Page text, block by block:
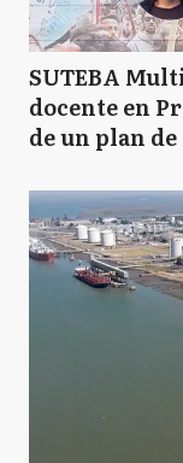
SUTEBA
docente en
de un plan